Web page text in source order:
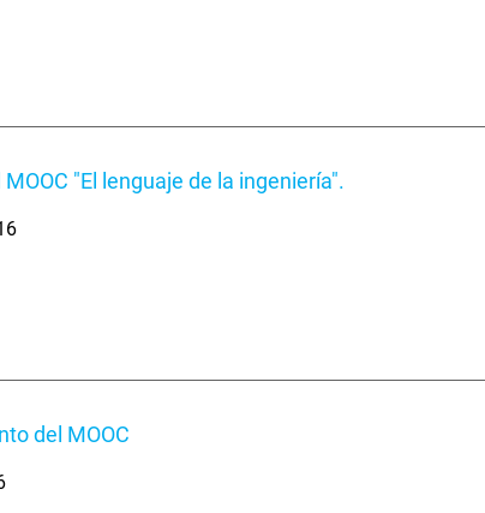
"El lenguaje de la ingeniería".
del MOOC